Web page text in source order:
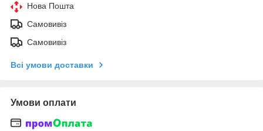
Нова Пошта
Самовивіз
Самовивіз
Всі умови доставки
Умови оплати